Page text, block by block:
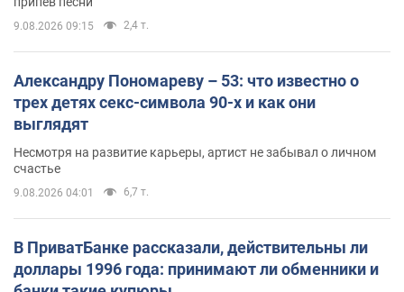
9.08.2026 09:15 2,4 т.
Александру Пономареву – 53: что известно о
трех детях секс-символа 90-х и как они
выглядят
Несмотря на развитие карьеры, артист не забывал о личном
счастье
9.08.2026 04:01 6,7 т.
В ПриватБанке рассказали, действительны ли
доллары 1996 года: принимают ли обменники и